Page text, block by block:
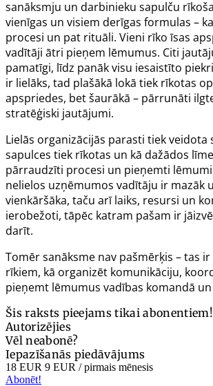
sanāksmju un darbinieku sapulču
vienīgas un visiem derīgas formulas –
procesi un pat rituāli. Vieni rīko īsas
vadītāji ātri pieņem lēmumus. Citi
pamatīgi, līdz panāk visu iesaistīto
ir lielāks, tad plašākā lokā tiek rīkotas
apspriedes, bet šaurākā – pārrunāti
stratēģiski jautājumi.
Lielās organizācijās parasti tiek veidota
sapulces tiek rīkotas un kā dažādos
pārraudzīti procesi un pieņemti
nelielos uzņēmumos vadītāju ir mazāk
vienkāršāka, taču arī laiks, resursi un
ierobežoti, tāpēc katram pašam ir
darīt.
Tomēr sanāksme nav pašmērķis – tas
rīkiem, kā organizēt komunikāciju,
pieņemt lēmumus vadības komandā
Šis raksts pieejams tikai abonentiem!
Autorizējies
Vēl neabonē?
Iepazīšanās piedāvājums
18 EUR 9 EUR / pirmais mēnesis
Abonēt!